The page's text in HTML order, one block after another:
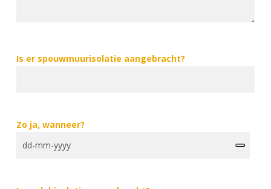
Is er spouwmuurisolatie aangebracht?
Zo ja, wanneer?